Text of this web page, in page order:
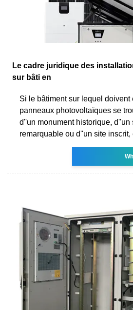
Le cadre juridique des
sur bâti en
Si le bâtiment sur lequel doivent
panneaux photovoltaïques se
d''un monument historique, d''un
remarquable ou d''un site inscrit,